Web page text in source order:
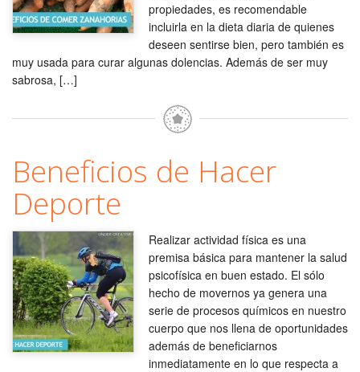
propiedades, es recomendable
incluirla en la dieta diaria de quienes
deseen sentirse bien, pero también es
muy usada para curar algunas dolencias. Además de ser muy
sabrosa, […]
Beneficios de Hacer
Deporte
Realizar actividad física es una
premisa básica para mantener la salud
psicofísica en buen estado. El sólo
hecho de movernos ya genera una
serie de procesos químicos en nuestro
cuerpo que nos llena de oportunidades
además de beneficiarnos
inmediatamente en lo que respecta a